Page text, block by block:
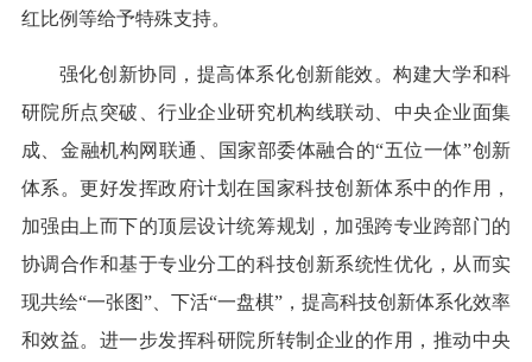
红比例等给予特殊支持。
强化创新协同，提高体系化创新能效。构建大学和科
研院所点突破、行业企业研究机构线联动、中央企业面集
成、金融机构网联通、国家部委体融合的“五位一体”创新
体系。更好发挥政府计划在国家科技创新体系中的作用，
加强由上而下的顶层设计统筹规划，加强跨专业跨部门的
协调合作和基于专业分工的科技创新系统性优化，从而实
现共绘“一张图”、下活“一盘棋”，提高科技创新体系化效率
和效益。进一步发挥科研院所转制企业的作用，推动中央